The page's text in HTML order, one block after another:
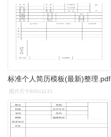
标准个人简历模板(最新)整理.pdf
图片尺寸800x1131